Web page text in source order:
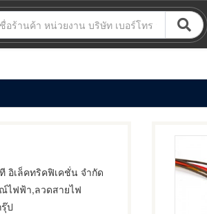
อิเล็คทริคฟิเคชั่น จำกัด
ไฟฟ้า,ลวดสายไฟ
ป